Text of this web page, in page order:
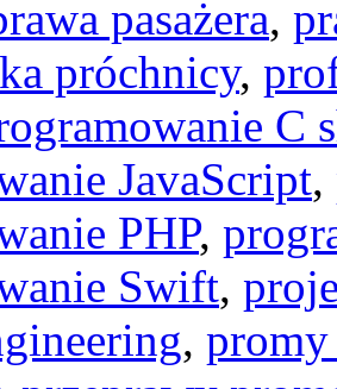
pasażera,
próchnicy,
C
JavaScript,
PHP,
Swift,
,